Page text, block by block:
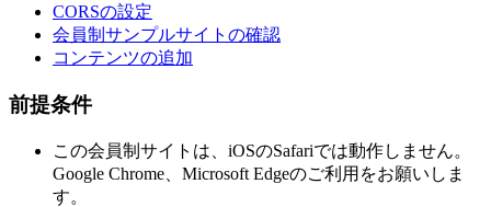
CORSの設定
会員制サンプルサイトの確認
コンテンツの追加
前提条件
この会員制サイトは、iOSのSafariでは動作しません。
Google Chrome、Microsoft Edgeのご利用をお願いしま
す。